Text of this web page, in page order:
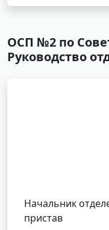
ОСП №2 по
Руководство
Начальник
пристав